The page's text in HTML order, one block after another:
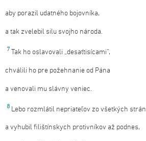
aby porazil udatného bojovníka,
a tak zvelebil silu svojho národa.
7 Tak ho oslavovali „desaťtisícami“,
chválili ho pre požehnanie od Pána
a venovali mu slávny veniec.
8 Lebo rozmlátil nepriateľov zo všetkých strán
a vyhubil filištínskych protivníkov až podnes,